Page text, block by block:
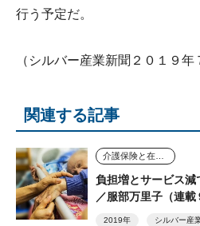
行う予定だ。
（シルバー産業新聞２０１９年
関連する記事
負担増とサービス減
／服部万里子（連載
2019年 シルバー産